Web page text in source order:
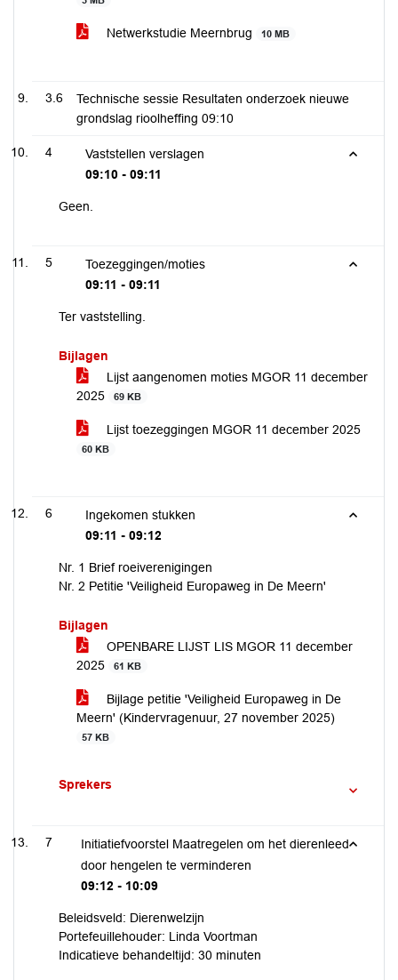
Netwerkstudie Meernbrug 10 MB
3.6
Technische sessie Resultaten onderzoek nieuwe
grondslag rioolheffing 09:10
4
Vaststellen verslagen
09:10 - 09:11
Geen.
5
Toezeggingen/moties
09:11 - 09:11
Ter vaststelling.
Bijlagen
Lijst aangenomen moties MGOR 11 december
2025
69 KB
Lijst toezeggingen MGOR 11 december 2025
60 KB
6
Ingekomen stukken
09:11 - 09:12
Nr. 1 Brief roeiverenigingen
Nr. 2 Petitie 'Veiligheid Europaweg in De Meern'
Bijlagen
OPENBARE LIJST LIS MGOR 11 december
2025
61 KB
Bijlage petitie 'Veiligheid Europaweg in De
Meern' (Kindervragenuur, 27 november 2025)
57 KB
Sprekers
7
Initiatiefvoorstel Maatregelen om het dierenleed
door hengelen te verminderen
09:12 - 10:09
Beleidsveld: Dierenwelzijn
Portefeuillehouder: Linda Voortman
Indicatieve behandeltijd: 30 minuten